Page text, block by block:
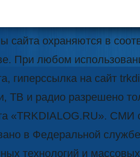
сайта охраняются в
При любом
гиперссылка на сайт
ТВ и радио разрешено
«TRKDIALOG.RU». СМИ
в Федеральной
технологий и